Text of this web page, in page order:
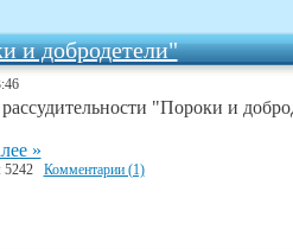
и добродетели"
"Пороки и
»
5242 Комментарии (1)